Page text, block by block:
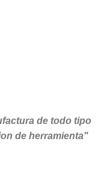
de todo tipo
de herramienta"